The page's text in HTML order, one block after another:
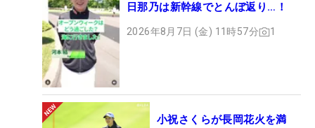
日那乃は新幹線でとんぼ返り…！
2026年8月7日 (金) 11時57分 1
小祝さくらが長岡花火を満